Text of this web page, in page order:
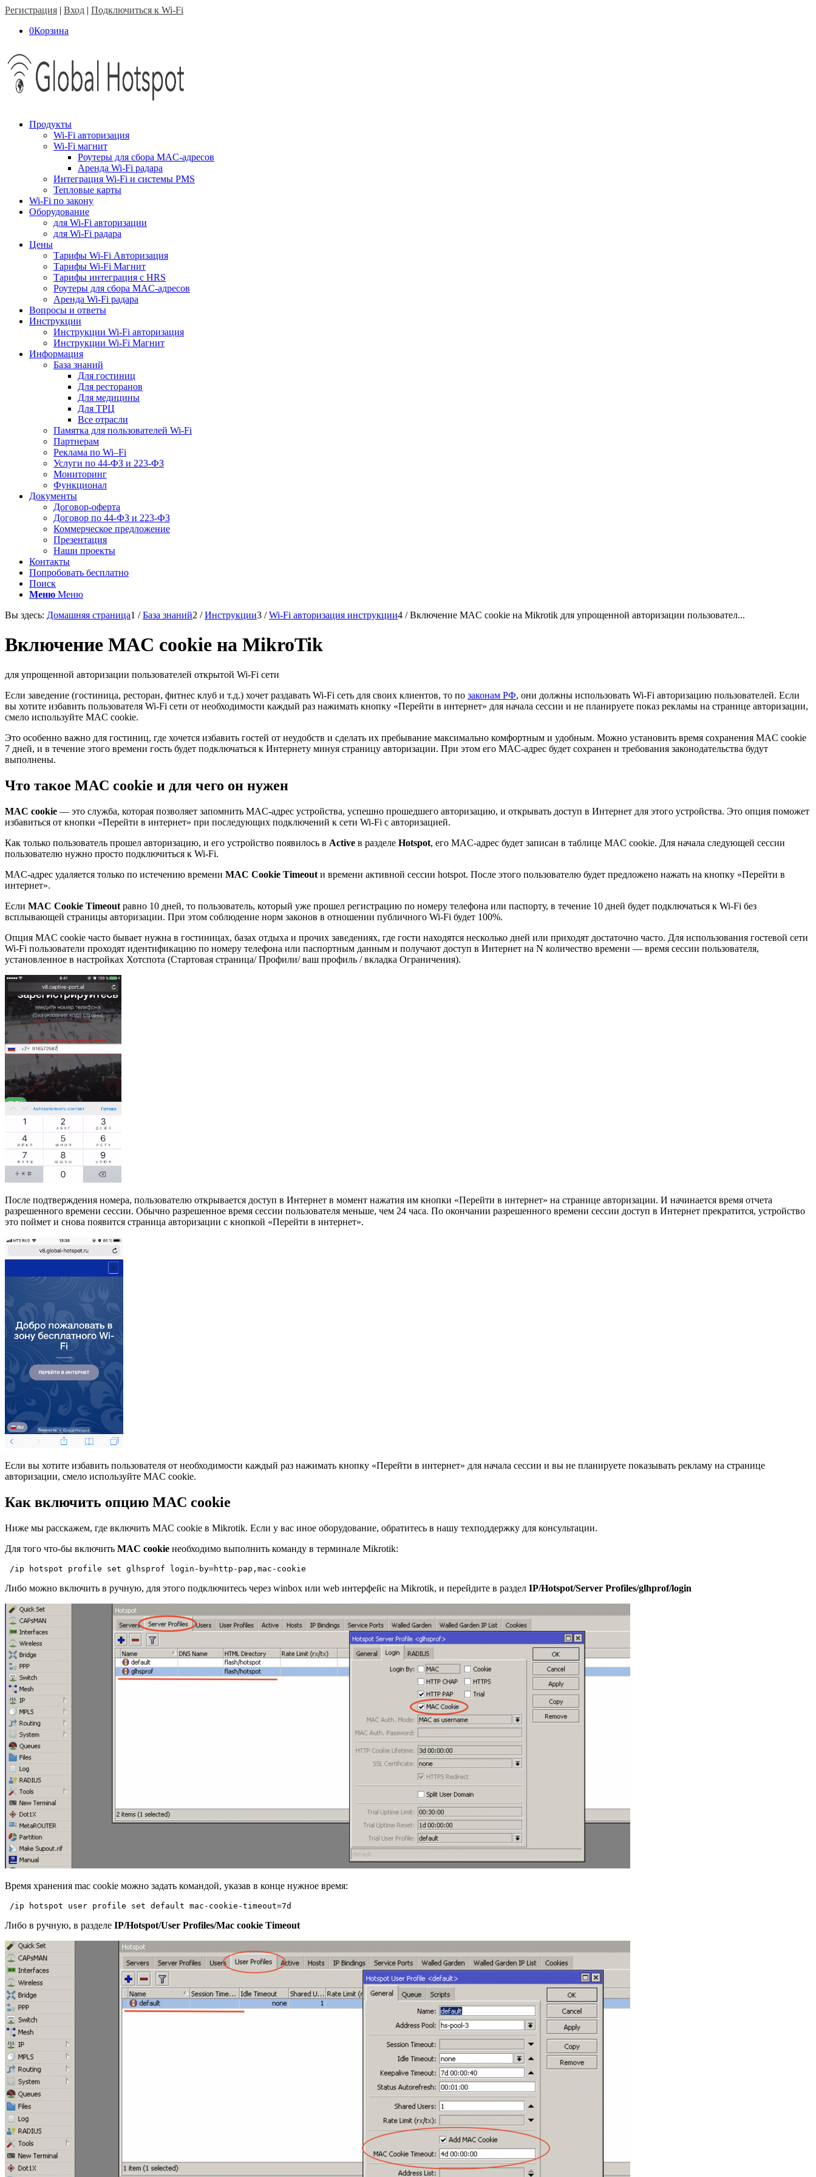
Регистрация | Вход | Подключиться к Wi-Fi
0Корзина
Продукты
Wi-Fi авторизация
Wi-Fi магнит
Роутеры для сбора MAC-адресов
Аренда Wi-Fi радара
Интеграция Wi-Fi и системы PMS
Тепловые карты
Wi-Fi по закону
Оборудование
для Wi-Fi авторизации
для Wi-Fi радара
Цены
Тарифы Wi-Fi Авторизация
Тарифы Wi-Fi Магнит
Тарифы интеграция с HRS
Роутеры для сбора MAC-адресов
Аренда Wi-Fi радара
Вопросы и ответы
Инструкции
Инструкции Wi-Fi авторизация
Инструкции Wi-Fi Магнит
Информация
База знаний
Для гостиниц
Для ресторанов
Для медицины
Для ТРЦ
Все отрасли
Памятка для пользователей Wi-Fi
Партнерам
Реклама по Wi–Fi
Услуги по 44-ФЗ и 223-ФЗ
Мониторинг
Функционал
Документы
Договор-оферта
Договор по 44-ФЗ и 223-ФЗ
Коммерческое предложение
Презентация
Наши проекты
Контакты
Попробовать бесплатно
Поиск
Меню Меню
Вы здесь: Домашняя страница1 / База знаний2 / Инструкции3 / Wi-Fi авторизация инструкции4 / Включение MAC cookie на Mikrotik для упрощенной авторизации пользовател...
Включение MAC cookie на MikroTik
для упрощенной авторизации пользователей открытой Wi-Fi сети
Если заведение (гостиница, ресторан, фитнес клуб и т.д.) хочет раздавать Wi-Fi сеть для своих клиентов, то по законам РФ, они должны использовать Wi-Fi авторизацию пользователей. Если
вы хотите избавить пользователя Wi-Fi сети от необходимости каждый раз нажимать кнопку «Перейти в интернет» для начала сессии и не планируете показ рекламы на странице авторизации,
смело используйте MAC cookie.
Это особенно важно для гостиниц, где хочется избавить гостей от неудобств и сделать их пребывание максимально комфортным и удобным. Можно установить время сохранения MAC cookie
7 дней, и в течение этого времени гость будет подключаться к Интернету минуя страницу авторизации. При этом его MAC-адрес будет сохранен и требования законодательства будут
выполнены.
Что такое MAC cookie и для чего он нужен
MAC cookie — это служба, которая позволяет запомнить MAC-адрес устройства, успешно прошедшего авторизацию, и открывать доступ в Интернет для этого устройства. Это опция поможет
избавиться от кнопки «Перейти в интернет» при последующих подключений к сети Wi-Fi с авторизацией.
Как только пользователь прошел авторизацию, и его устройство появилось в Active в разделе Hotspot, его MAC-адрес будет записан в таблице MAC cookie. Для начала следующей сессии
пользователю нужно просто подключиться к Wi-Fi.
MAC-адрес удаляется только по истечению времени MAC Cookie Timeout и времени активной сессии hotspot. После этого пользователю будет предложено нажать на кнопку «Перейти в
интернет».
Если MAC Cookie Timeout равно 10 дней, то пользователь, который уже прошел регистрацию по номеру телефона или паспорту, в течение 10 дней будет подключаться к Wi-Fi без
всплывающей страницы авторизации. При этом соблюдение норм законов в отношении публичного Wi-Fi будет 100%.
Опция MAC cookie часто бывает нужна в гостиницах, базах отдыха и прочих заведениях, где гости находятся несколько дней или приходят достаточно часто. Для использования гостевой сети
Wi-Fi пользователи проходят идентификацию по номеру телефона или паспортным данным и получают доступ в Интернет на N количество времени — время сессии пользователя,
установленное в настройках Хотспота (Стартовая страница/ Профили/ ваш профиль / вкладка Ограничения).
После подтверждения номера, пользователю открывается доступ в Интернет в момент нажатия им кнопки «Перейти в интернет» на странице авторизации. И начинается время отчета
разрешенного времени сессии. Обычно разрешенное время сессии пользователя меньше, чем 24 часа. По окончании разрешенного времени сессии доступ в Интернет прекратится, устройство
это поймет и снова появится страница авторизации с кнопкой «Перейти в интернет».
Если вы хотите избавить пользователя от необходимости каждый раз нажимать кнопку «Перейти в интернет» для начала сессии и вы не планируете показывать рекламу на странице
авторизации, смело используйте MAC cookie.
Как включить опцию MAC cookie
Ниже мы расскажем, где включить МАС cookie в Mikrotik. Если у вас иное оборудование, обратитесь в нашу техподдержку для консультации.
Для того что-бы включить MAC cookie необходимо выполнить команду в терминале Mikrotik:
Либо можно включить в ручную, для этого подключитесь через winbox или web интерфейс на Mikrotik, и перейдите в раздел IP/Hotspot/Server Profiles/glhprof/login
Время хранения mac cookie можно задать командой, указав в конце нужное время:
Либо в ручную, в разделе IP/Hotspot/User Profiles/Mac cookie Timeout